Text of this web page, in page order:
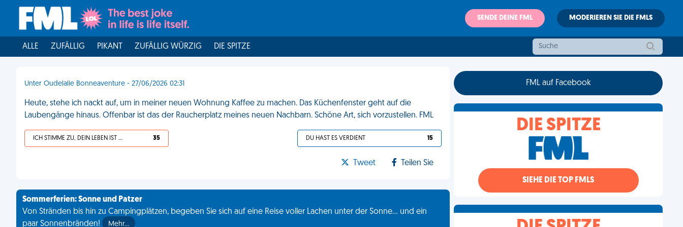
SENDE DEINE FML MODERIEREN SIE DIE FMLS
ALLE ZUFÄLLIG PIKANT ZUFÄLLIG WÜRZIG DIE SPITZE
Unter Oudelalie Bonneaventure - 27/06/2026 02:31
Heute, stehe ich nackt auf, um in meiner neuen Wohnung Kaffee zu machen. Das Küchenfenster geht auf die
Laubengänge hinaus. Offenbar ist das der Raucherplatz meines neuen Nachbarn. Schöne Art, sich vorzustellen. FML
ICH STIMME ZU, DEIN LEBEN IST SCHEISSE 35 DU HAST ES VERDIENT 15
Tweet Teilen Sie
Sommerferien: Sonne und Patzer
Von Stränden bis hin zu Campingplätzen, begeben Sie sich auf eine Reise voller Lachen unter der Sonne... und ein
paar Sonnenbränden!
Mehr…
FML auf Facebook
DIE SPITZE
SIEHE DIE TOP FMLS